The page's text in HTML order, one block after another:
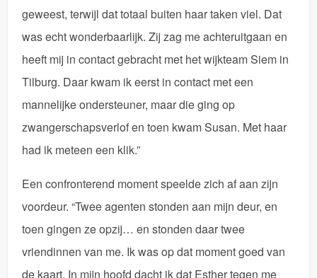
geweest, terwijl dat totaal buiten haar taken viel. Dat
was echt wonderbaarlijk. Zij zag me achteruitgaan en
heeft mij in contact gebracht met het wijkteam Siem in
Tilburg. Daar kwam ik eerst in contact met een
mannelijke ondersteuner, maar die ging op
zwangerschapsverlof en toen kwam Susan. Met haar
had ik meteen een klik.”
Een confronterend moment speelde zich af aan zijn
voordeur. “Twee agenten stonden aan mijn deur, en
toen gingen ze opzij… en stonden daar twee
vriendinnen van me. Ik was op dat moment goed van
de kaart. In mijn hoofd dacht ik dat Esther tegen me